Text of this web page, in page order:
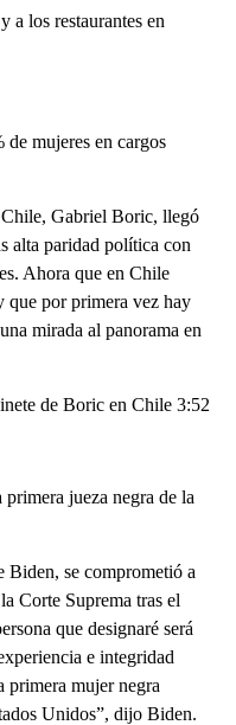
a los restaurantes en
mujeres en cargos
Gabriel Boric, llegó
alta paridad política con
Ahora que en Chile
que por primera vez hay
mirada al panorama en
de Boric en Chile 3:52
jueza negra de la
Biden, se comprometió a
Corte Suprema tras el
que designaré será
e integridad
primera mujer negra
Unidos”, dijo Biden.